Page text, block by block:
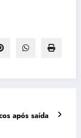
após saída